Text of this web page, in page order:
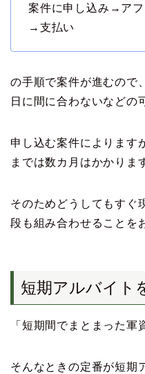
案件に申し込み→ア
→支払い
の手順で案件が進むので
日に間に合わないなどの
申し込む案件によります
までは数カ月はかかりま
そのためどうしてもすぐ
段も組み合わせることを
短期アルバイト
「短期間でまとまった軍
そんなときの定番が短期